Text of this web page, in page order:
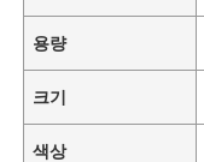
용량
크기
색상